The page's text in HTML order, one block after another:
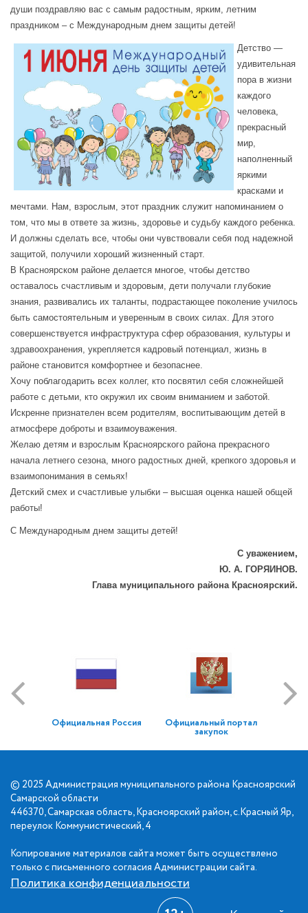
души поздравляю вас с самым радостным, ярким, летним
праздником – с Международным днем защиты детей!
Детство —
удивительная
пора в жизни
каждого
человека,
прекрасный
мир,
наполненный
яркими
красками и
мечтами. Нам, взрослым, этот праздник служит напоминанием о
том, что мы в ответе за жизнь, здоровье и судьбу каждого ребенка.
И должны сделать все, чтобы они чувствовали себя под надежной
защитой, получили хороший жизненный старт.
В Красноярском районе делается многое, чтобы детство
оставалось счастливым и здоровым, дети получали глубокие
знания, развивались их таланты, подрастающее поколение училось
быть самостоятельным и уверенным в своих силах. Для этого
совершенствуется инфраструктура сфер образования, культуры и
здравоохранения, укрепляется кадровый потенциал, жизнь в
районе становится комфортнее и безопаснее.
Хочу поблагодарить всех коллег, кто посвятил себя сложнейшей
работе с детьми, кто окружил их своим вниманием и заботой.
Искренне признателен всем родителям, воспитывающим детей в
атмосфере доброты и взаимоуважения.
Желаю детям и взрослым Красноярского района прекрасного
начала летнего сезона, много радостных дней, крепкого здоровья и
взаимопонимания в семьях!
Детский смех и счастливые улыбки – высшая оценка нашей общей
работы!
С Международным днем защиты детей!
С уважением,
Ю. А. ГОРЯИНОВ.
Глава муниципального района Красноярский.
Официальная Россия Официальный портал
закупок
© 2025 Администрация муниципального района Красноярский
Самарской области
446370, Самарская область, Красноярский район, с.Красный Яр,
переулок Коммунистический, 4
Копирование материалов сайта может быть осуществлено
только с письменного согласия Администрации сайта.
Политика конфиденциальности